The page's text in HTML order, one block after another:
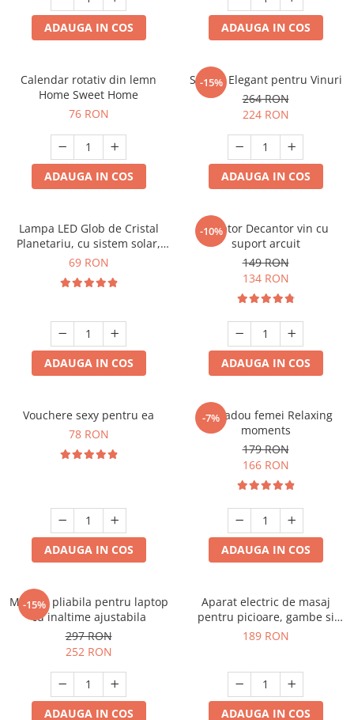
ADAUGA IN COS ADAUGA IN COS
Calendar rotativ din lemn
Home Sweet Home
76 RON
ADAUGA IN COS
-15%
Suport Elegant pentru Vinuri
264 RON
224 RON
ADAUGA IN COS
Lampa LED Glob de Cristal
Planetariu, cu sistem solar,
cadou captivant
69 RON
ADAUGA IN COS
-10%
Aerator Decantor vin cu
suport arcuit
149 RON
134 RON
ADAUGA IN COS
Vouchere sexy pentru ea
78 RON
ADAUGA IN COS
-7%
Set cadou femei Relaxing
moments
179 RON
166 RON
ADAUGA IN COS
-15%
Masuta pliabila pentru laptop
cu inaltime ajustabila
297 RON
252 RON
ADAUGA IN COS
Aparat electric de masaj
pentru picioare, gambe si
brate
189 RON
ADAUGA IN COS